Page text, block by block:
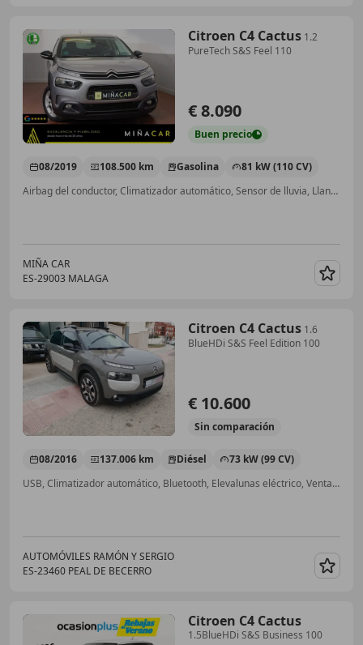
Citroen C4 Cactus 1.2
PureTech S&S Feel 110
€ 8.090
Buen precio
08/2019 108.500 km Gasolina
81 kW (110 CV)
Airbag del conductor, Climatizador automático, Sensor de lluvia, Llantas de aleación, ESP, Airbags laterales, Ventanas tintadas
MIÑA CAR
ES-29003 MALAGA
Citroen C4 Cactus 1.6
BlueHDi S&S Feel Edition 100
€ 10.600
Sin comparación
08/2016 137.006 km Diésel
73 kW (99 CV)
USB, Climatizador automático, Bluetooth, Elevalunas eléctrico, Ventanas tintadas, Faros antiniebla, Aire Acondicionado, Isofix
AUTOMÓVILES RAMÓN Y SERGIO
ES-23460 PEAL DE BECERRO
Citroen C4 Cactus
1.5BlueHDi S&S Business 100